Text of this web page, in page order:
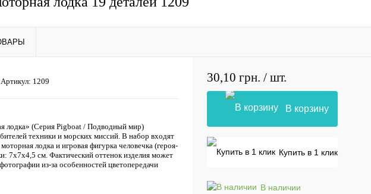
Артикул: 1209
лодка» (Серия Pigboat / Подводный мир)
техники и морских миссий. В набор входят
лодка и игровая фигурка человечка (героя-
7х7x4,5 см. Фактический оттенок изделия может
из-за особенностей цветопередачи
30,10 грн. / шт.
В корзину
Купить в 1 клик
В наличии